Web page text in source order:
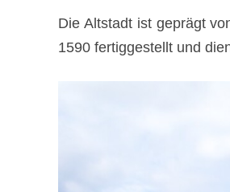
Die Altstadt ist geprägt
1590 fertiggestellt und